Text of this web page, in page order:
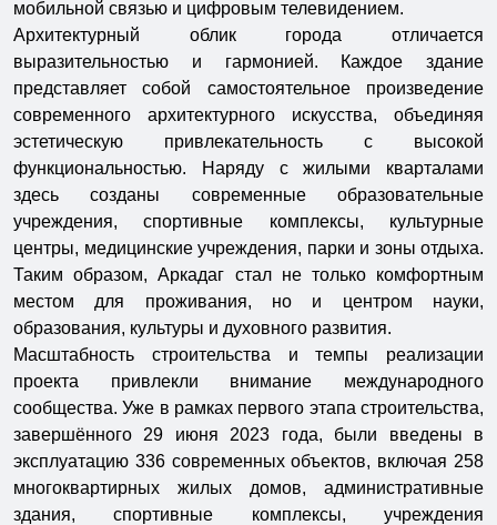
мобильной связью и цифровым телевидением.
Архитектурный облик города отличается
выразительностью и гармонией. Каждое здание
представляет собой самостоятельное произведение
современного архитектурного искусства, объединяя
эстетическую привлекательность с высокой
функциональностью. Наряду с жилыми кварталами
здесь созданы современные образовательные
учреждения, спортивные комплексы, культурные
центры, медицинские учреждения, парки и зоны отдыха.
Таким образом, Аркадаг стал не только комфортным
местом для проживания, но и центром науки,
образования, культуры и духовного развития.
Масштабность строительства и темпы реализации
проекта привлекли внимание международного
сообщества. Уже в рамках первого этапа строительства,
завершённого 29 июня 2023 года, были введены в
эксплуатацию 336 современных объектов, включая 258
многоквартирных жилых домов, административные
здания, спортивные комплексы, учреждения